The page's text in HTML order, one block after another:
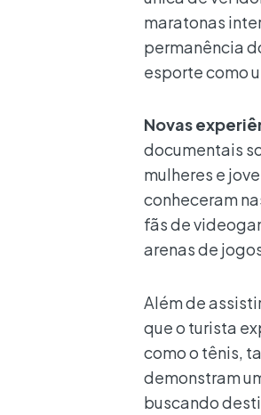
maratonas
permanência
esporte como
Novas
documentais
mulheres e
conheceram
fãs de
arenas de
Além de
que o turista
como o tênis,
demonstram
buscando